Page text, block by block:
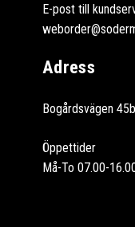
E-post till
Adress
Bogårdsvägen
Öppettider
Må-To 07.00-